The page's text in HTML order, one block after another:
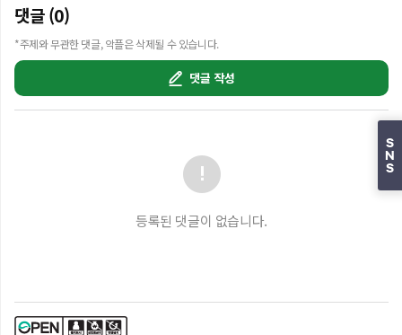
S
N
S
핵심만 한 번에 알려드립니다
태풍을 무사히 안전하게 지나보내기 위해
지금 미리 확인하고 대비해 보세요!
댓글 (0)
*주제와 무관한 댓글, 악플은 삭제될 수 있습니다.
댓글 작성
등록된 댓글이 없습니다.